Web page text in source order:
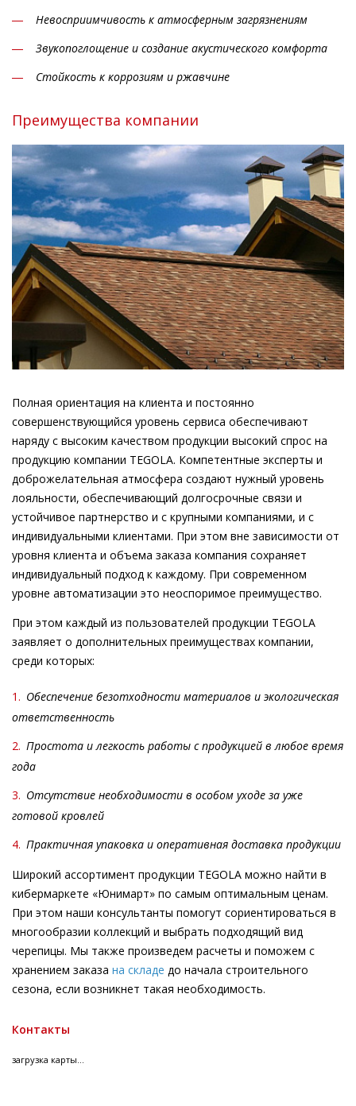
Невосприимчивость к атмосферным загрязнениям
Звукопоглощение и создание акустического комфорта
Стойкость к коррозиям и ржавчине
Преимущества компании
Полная ориентация на клиента и постоянно
совершенствующийся уровень сервиса обеспечивают
наряду с высоким качеством продукции высокий спрос на
продукцию компании TEGOLA. Компетентные эксперты и
доброжелательная атмосфера создают нужный уровень
лояльности, обеспечивающий долгосрочные связи и
устойчивое партнерство и с крупными компаниями, и с
индивидуальными клиентами. При этом вне зависимости от
уровня клиента и объема заказа компания сохраняет
индивидуальный подход к каждому. При современном
уровне автоматизации это неоспоримое преимущество.
При этом каждый из пользователей продукции TEGOLA
заявляет о дополнительных преимуществах компании,
среди которых:
1. Обеспечение безотходности материалов и экологическая
ответственность
2. Простота и легкость работы с продукцией в любое время
года
3. Отсутствие необходимости в особом уходе за уже
готовой кровлей
4. Практичная упаковка и оперативная доставка продукции
Широкий ассортимент продукции TEGOLA можно найти в
кибермаркете «Юнимарт» по самым оптимальным ценам.
При этом наши консультанты помогут сориентироваться в
многообразии коллекций и выбрать подходящий вид
черепицы. Мы также произведем расчеты и поможем с
хранением заказа на складе до начала строительного
сезона, если возникнет такая необходимость.
Контакты
загрузка карты...